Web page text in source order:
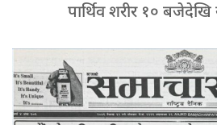
पार्थिव शरीर १०